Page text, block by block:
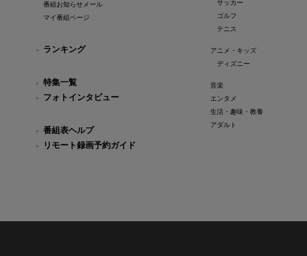
番組お知らせメール
マイ番組ページ
ランキング
特集一覧
フォトインタビュー
番組表ヘルプ
リモート録画予約ガイド
サッカー
ゴルフ
テニス
アニメ・キッズ
ディズニー
音楽
エンタメ
生活・趣味・教養
アダルト